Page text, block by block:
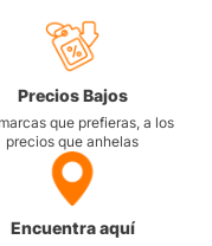
Precios Bajos
que prefieras, a los
precios que anhelas
Encuentra aquí